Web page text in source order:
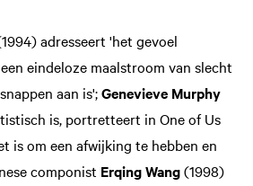
adresseert 'het gevoel
eindeloze maalstroom van slecht
aan is';Genevieve Murphy
is, portretteert in One of Us
is om een afwijking te hebben en
componist Erqing Wang(1998)